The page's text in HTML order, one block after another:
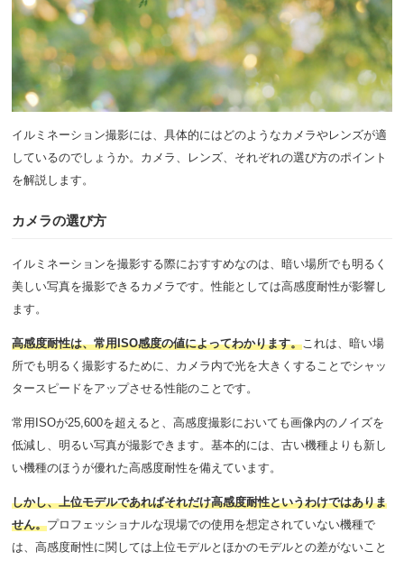
イルミネーション撮影には、具体的にはどのようなカメラやレンズが適
しているのでしょうか。カメラ、レンズ、それぞれの選び方のポイント
を解説します。
カメラの選び方
イルミネーションを撮影する際におすすめなのは、暗い場所でも明るく
美しい写真を撮影できるカメラです。性能としては高感度耐性が影響し
ます。
高感度耐性は、常用ISO感度の値によってわかります。これは、暗い場
所でも明るく撮影するために、カメラ内で光を大きくすることでシャッ
タースピードをアップさせる性能のことです。
常用ISOが25,600を超えると、高感度撮影においても画像内のノイズを
低減し、明るい写真が撮影できます。基本的には、古い機種よりも新し
い機種のほうが優れた高感度耐性を備えています。
しかし、上位モデルであればそれだけ高感度耐性というわけではありま
せん。プロフェッショナルな現場での使用を想定されていない機種で
は、高感度耐性に関しては上位モデルとほかのモデルとの差がないこと